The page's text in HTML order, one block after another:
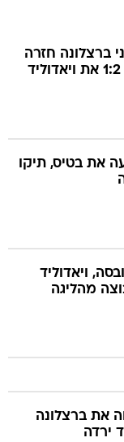
ברצלונה חזרה
את בטיס, תיקו
ויאדוליד
מהליגה
את ברצלונה
ירדה